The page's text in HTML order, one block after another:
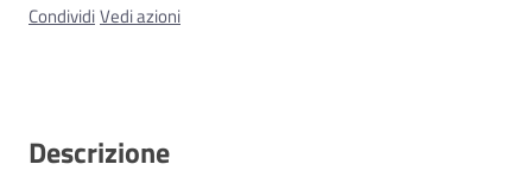
CondividiVedi azioni
Descrizione